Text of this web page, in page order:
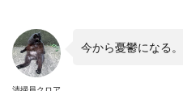
今から憂鬱になる。